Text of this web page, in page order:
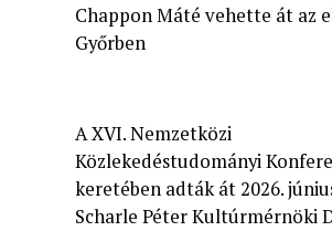
Chappon Máté vehette át az
Győrben
A XVI. Nemzetközi
Közlekedéstudományi
keretében adták át 2026.
Scharle Péter Kultúrmérnöki